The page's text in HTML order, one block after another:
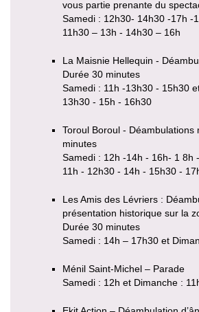
vous partie prenante du
Samedi : 12h30- 14h30 -17h -
11h30 – 13h - 14h30 – 16h
La Maisnie Hellequin -
Durée 30 minutes
Samedi : 11h -13h30 - 15h30
13h30 - 15h - 16h30
Toroul Boroul - Déambulations
minutes
Samedi : 12h -14h - 16h- 1 8h
11h - 12h30 - 14h - 15h30 -
Les Amis des Lévriers :
présentation historique sur la
Durée 30 minutes
Samedi : 14h – 17h30 et
Ménil Saint-Michel – Parade
Samedi : 12h et Dimanche :